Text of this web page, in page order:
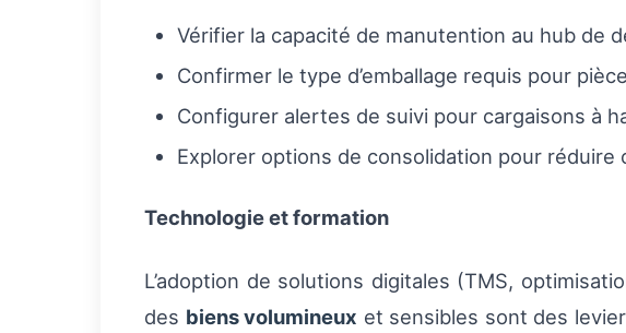
Vérifier la capacité de manutention au hub de
Confirmer le type d’emballage requis pour
Configurer alertes de suivi pour cargaisons à
Explorer options de consolidation pour réduire
Technologie et formation
L’adoption de solutions digitales (TMS,
des biens volumineux et sensibles sont des